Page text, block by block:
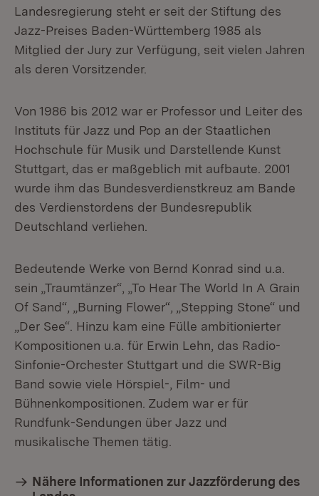
Landesregierung steht er seit der Stiftung des
Jazz-Preises Baden-Württemberg 1985 als
Mitglied der Jury zur Verfügung, seit vielen Jahren
als deren Vorsitzender.
Von 1986 bis 2012 war er Professor und Leiter des
Instituts für Jazz und Pop an der Staatlichen
Hochschule für Musik und Darstellende Kunst
Stuttgart, das er maßgeblich mit aufbaute. 2001
wurde ihm das Bundesverdienstkreuz am Bande
des Verdienstordens der Bundesrepublik
Deutschland verliehen.
Bedeutende Werke von Bernd Konrad sind u.a.
sein „Traumtänzer“, „To Hear The World In A Grain
Of Sand“, „Burning Flower“, „Stepping Stone“ und
„Der See“. Hinzu kam eine Fülle ambitionierter
Kompositionen u.a. für Erwin Lehn, das Radio-
Sinfonie-Orchester Stuttgart und die SWR-Big
Band sowie viele Hörspiel-, Film- und
Bühnenkompositionen. Zudem war er für
Rundfunk-Sendungen über Jazz und
musikalische Themen tätig.
Nähere Informationen zur Jazzförderung des